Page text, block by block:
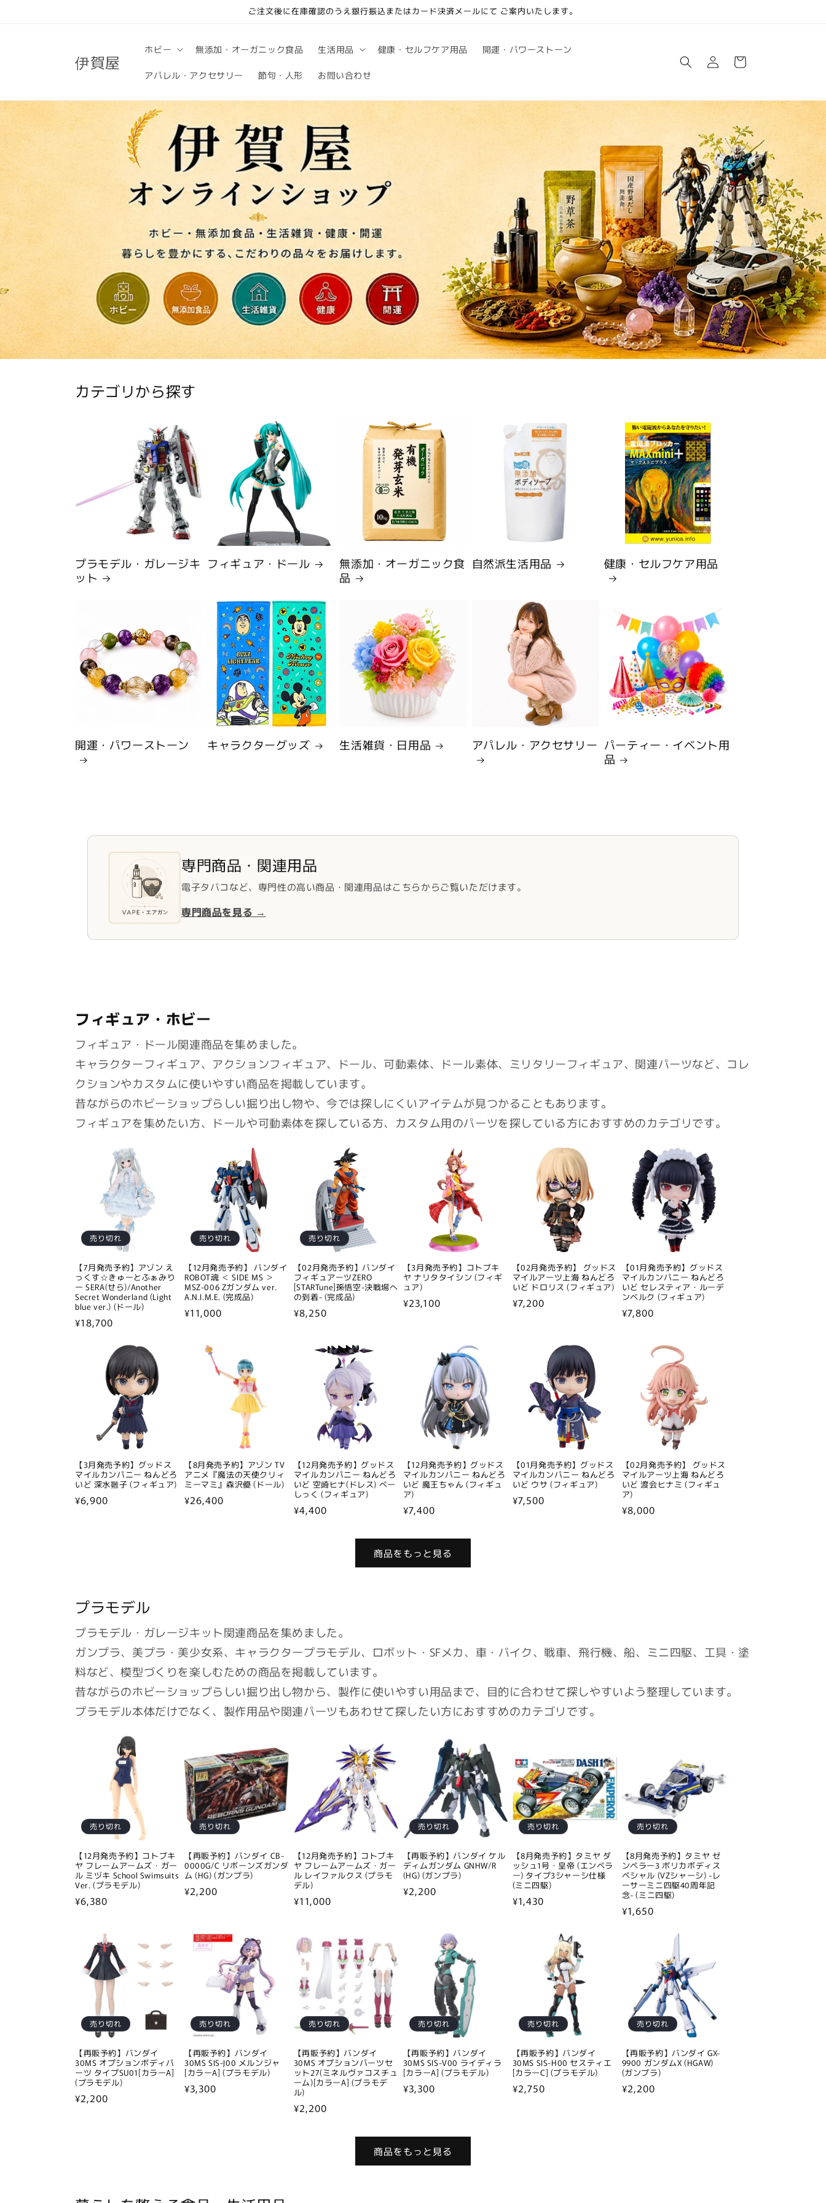
ご注文後に在庫確認のうえ銀行振込またはカード決済メールにて ご案内いたします。
伊賀屋
ホビー 無添加・オーガニック食品 生活用品 健康・セルフケア用品 開運・パワーストーン
アパレル・アクセサリー 節句・人形 お問い合わせ
グ
イ
ー
カテゴリから探す
プラモデル・ガレージキ
ット
フィギュア・ドール
無添加・オーガニック食
品
自然派生活用品 健康・セルフケア用品
開運・パワーストーン キャラクターグッズ 生活雑貨・日用品 アパレル・アクセサリー パーティー・イベント用
品
専門商品・関連用品
電子タバコなど、専門性の高い商品・関連用品はこちらからご覧いただけます。
専門商品を見る →
フィギュア・ホビー
フィギュア・ドール関連商品を集めました。
キャラクターフィギュア、アクションフィギュア、ドール、可動素体、ドール素体、ミリタリーフィギュア、関連パーツなど、コレ
クションやカスタムに使いやすい商品を掲載しています。
昔ながらのホビーショップらしい掘り出し物や、今では探しにくいアイテムが見つかることもあります。
フィギュアを集めたい方、ドールや可動素体を探している方、カスタム用のパーツを探している方におすすめのカテゴリです。
売り切れ
【7月発売予約】アゾン え
っくす☆きゅーとふぁみり
ー SERA(せら)/Another
Secret Wonderland (Light
blue ver.) (ドール)
通
¥18,700
売り切れ
【12月発売予約】 バンダイ
ROBOT魂 ＜ SIDE MS ＞
MSZ-006 Zガンダム ver.
A.N.I.M.E. (完成品)
通
¥11,000
売り切れ
【02月発売予約】バンダイ
フィギュアーツZERO
[STARTune]孫悟空-決戦場へ
の到着- (完成品)
通
¥8,250
【3月発売予約】コトブキ
ヤ ナリタタイシン (フィギ
ュア)
通
¥23,100
【02月発売予約】 グッドス
マイルアーツ上海 ねんどろ
いど ドロリス (フィギュア)
通
¥7,200
【01月発売予約】グッドス
マイルカンパニー ねんどろ
いど セレスティア・ルーデ
ンベルク (フィギュア)
通
¥7,800
【3月発売予約】グッドス
マイルカンパニー ねんどろ
いど 深水雛子 (フィギュア)
通
¥6,900
【8月発売予約】アゾン TV
アニメ『魔法の天使クリィ
ミーマミ』森沢優 (ドール)
通
¥26,400
【12月発売予約】グッドス
マイルカンパニー ねんどろ
いど 空崎ヒナ(ドレス) べー
しっく (フィギュア)
通
¥4,400
【12月発売予約】グッドス
マイルカンパニー ねんどろ
いど 魔王ちゃん (フィギュ
ア)
通
価
格
¥7,400
【01月発売予約】グッドス
マイルカンパニー ねんどろ
いど ウサ (フィギュア)
通
¥7,500
【02月発売予約】 グッドス
マイルアーツ上海 ねんどろ
いど 渡会ヒナミ (フィギュ
ア)
通
¥8,000
商品をもっと見る
プラモデル
プラモデル・ガレージキット関連商品を集めました。
ガンプラ、美プラ・美少女系、キャラクタープラモデル、ロボット・SFメカ、車・バイク、戦車、飛行機、船、ミニ四駆、工具・塗
料など、模型づくりを楽しむための商品を掲載しています。
昔ながらのホビーショップらしい掘り出し物から、製作に使いやすい用品まで、目的に合わせて探しやすいよう整理しています。
プラモデル本体だけでなく、製作用品や関連パーツもあわせて探したい方におすすめのカテゴリです。
売り切れ
【12月発売予約】コトブキ
ヤ フレームアームズ・ガー
ル ミヅキ School Swimsuits
Ver. (プラモデル)
通
¥6,380
売り切れ
【再販予約】バンダイ CB-
0000G/C リボーンズガンダ
ム (HG) (ガンプラ)
通
格
¥2,200
【12月発売予約】コトブキ
ヤ フレームアームズ・ガー
ル レイファルクス (プラモ
デル)
通
格
¥11,000
売り切れ
【再販予約】バンダイ ケル
ディムガンダム GNHW/R
(HG) (ガンプラ)
通
¥2,200
売り切れ
【8月発売予約】タミヤ ダ
ッシュ1号・皇帝 (エンペラ
ー) タイプ3シャーシ仕様
(ミニ四駆)
通
¥1,430
売り切れ
【8月発売予約】タミヤ ゼ
ンペラー3 ポリカボディス
ペシャル (VZシャーシ) -レ
ーサーミニ四駆40周年記
念- (ミニ四駆)
通
¥1,650
売り切れ
【再販予約】バンダイ
30MS オプションボディパ
ーツ タイプSU01[カラーA]
(プラモデル)
通
¥2,200
売り切れ
【再販予約】バンダイ
30MS SIS-J00 メルンジャ
[カラーA] (プラモデル)
通
¥3,300
売り切れ
【再販予約】バンダイ
30MS オプションパーツセ
ット27(ミネルヴァコスチュ
ーム)[カラーA] (プラモデ
ル)
通
¥2,200
売り切れ
【再販予約】バンダイ
30MS SIS-V00 ライディラ
[カラーA] (プラモデル)
通
¥3,300
売り切れ
【再販予約】バンダイ
30MS SIS-H00 セスティエ
[カラーC] (プラモデル)
通
¥2,750
売り切れ
【再販予約】バンダイ GX-
9900 ガンダムX (HGAW)
(ガンプラ)
通
¥2,200
商品をもっと見る